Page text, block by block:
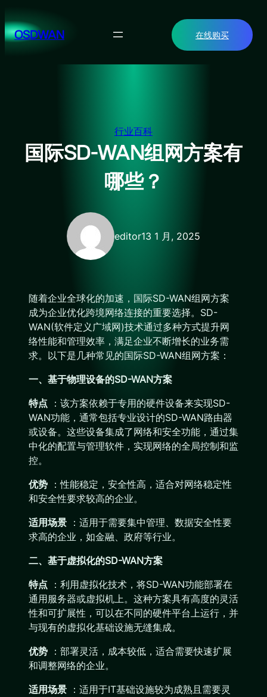
至
内OSDWAN 在线购买
行业百科
国际SD-WAN组网方案有
哪些？
editor13 1 月, 2025
随着企业全球化的加速，国际SD-WAN组网方案
成为企业优化跨境网络连接的重要选择。SD-
WAN(软件定义广域网)技术通过多种方式提升网
络性能和管理效率，满足企业不断增长的业务需
求。以下是几种常见的国际SD-WAN组网方案：
一、基于物理设备的SD-WAN方案
特点 ：该方案依赖于专用的硬件设备来实现SD-
WAN功能，通常包括专业设计的SD-WAN路由器
或设备。这些设备集成了网络和安全功能，通过集
中化的配置与管理软件，实现网络的全局控制和监
控。
优势 ：性能稳定，安全性高，适合对网络稳定性
和安全性要求较高的企业。
适用场景 ：适用于需要集中管理、数据安全性要
求高的企业，如金融、政府等行业。
二、基于虚拟化的SD-WAN方案
特点 ：利用虚拟化技术，将SD-WAN功能部署在
通用服务器或虚拟机上。这种方案具有高度的灵活
性和可扩展性，可以在不同的硬件平台上运行，并
与现有的虚拟化基础设施无缝集成。
优势 ：部署灵活，成本较低，适合需要快速扩展
和调整网络的企业。
适用场景 ：适用于IT基础设施较为成熟且需要灵